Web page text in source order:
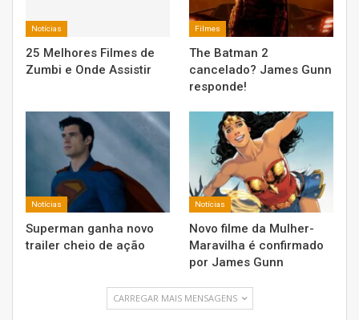
Notícias
25 Melhores Filmes de
Zumbi e Onde Assistir
Filmes
The Batman 2
cancelado? James Gunn
responde!
Notícias
Superman ganha novo
trailer cheio de ação
Notícias
Novo filme da Mulher-
Maravilha é confirmado
por James Gunn
CARREGAR MAIS MENSAGENS